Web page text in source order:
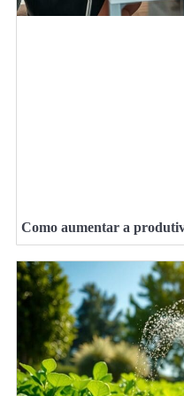
Como aumentar a